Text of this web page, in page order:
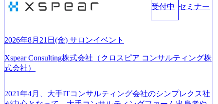
としたサービスを提供している。 ​- - 2018年から6年連続で
ティングファームやSIer、事業会社出身者など、多様な経歴
の社員が活躍している。 年間休日120日以上、完全週休2日
制、有給休暇初年度10日（消化率46.3%）、特別休暇5日な
ど、充実した休暇制度を整備している。 ​ 月平均残業時間は
リフレッシュ休暇など、社員同士の交流や健康をサポート
る、失敗を恐れずにふみだす、執着心をもって没頭する O
WNERSHIP当事者であろう みずから決めてみずから動く、
だわろう 今すぐ決める、すばやく動く、まず成果物をだす
回す、結果が出るまでやり抜く 2026年8月14日(金) 19:00〜2
0:00 (60分) 2026年8月7日(金) 16:00 本説明会は、選考の前段
です。評価の場ではないため、キャリアを検討中の段階の
方にもご参加いただけます。 連休中の平日夜という日程の
受付中 セミナー
2026年8月21日(金) サロンイベント
Xspear Consulting株式会社（クロスピア コンサルティング株
式会社）
2021年4月、大手ITコンサルティング会社のシンプレクス社